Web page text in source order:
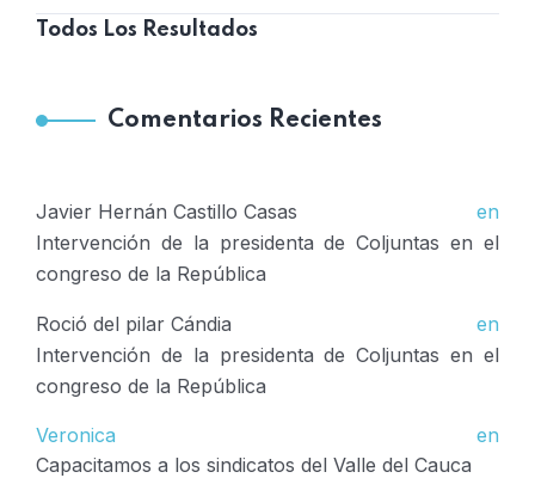
Todos Los Resultados
Comentarios Recientes
Javier Hernán Castillo Casas en
Intervención de la presidenta de Coljuntas en el
congreso de la República
Roció del pilar Cándia en
Intervención de la presidenta de Coljuntas en el
congreso de la República
Veronica en
Capacitamos a los sindicatos del Valle del Cauca